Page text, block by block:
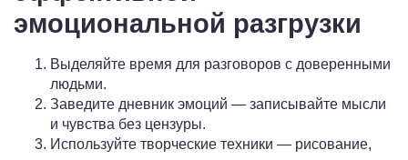
эмоциональной разгрузки
Выделяйте время для разговоров с доверенными
людьми.
Заведите дневник эмоций — записывайте мысли
и чувства без цензуры.
Используйте творческие техники — рисование,